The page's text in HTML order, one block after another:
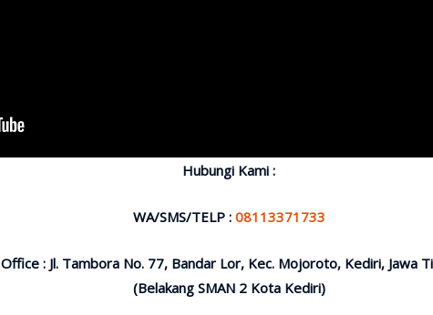
Hubungi Kami :
WA/SMS/TELP : 08113371733
Office : Jl. Tambora No. 77, Bandar Lor, Kec. Mojoroto, Kediri, Jawa
(Belakang SMAN 2 Kota Kediri)